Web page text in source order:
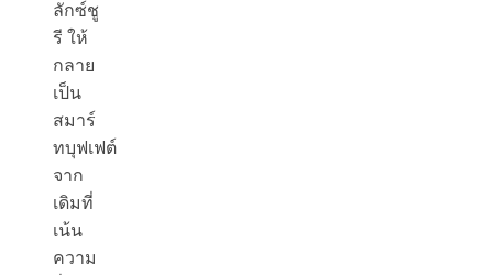
ลักซ์ชู
รี ให้
กลาย
เป็น
สมาร์
ทบุฟเฟต์
จาก
เดิมที่
เน้น
ความ